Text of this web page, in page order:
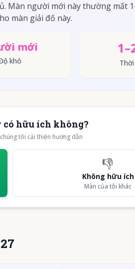
Màn người mới này thường mất
màn giải đố này.
mới
khó
có hữu ích không?
tôi cải thiện hướng dẫn
👎
Không hữu ích
Màn của tôi khác